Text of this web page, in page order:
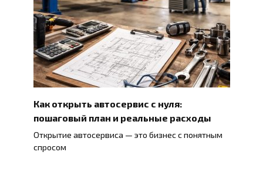
Как открыть автосервис с нуля:
пошаговый план и реальные расходы
Открытие автосервиса — это бизнес с понятным
спросом